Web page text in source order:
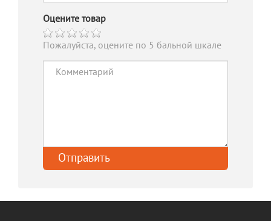
Оцените товар
Пожалуйста, оцените по 5 бальной шкале